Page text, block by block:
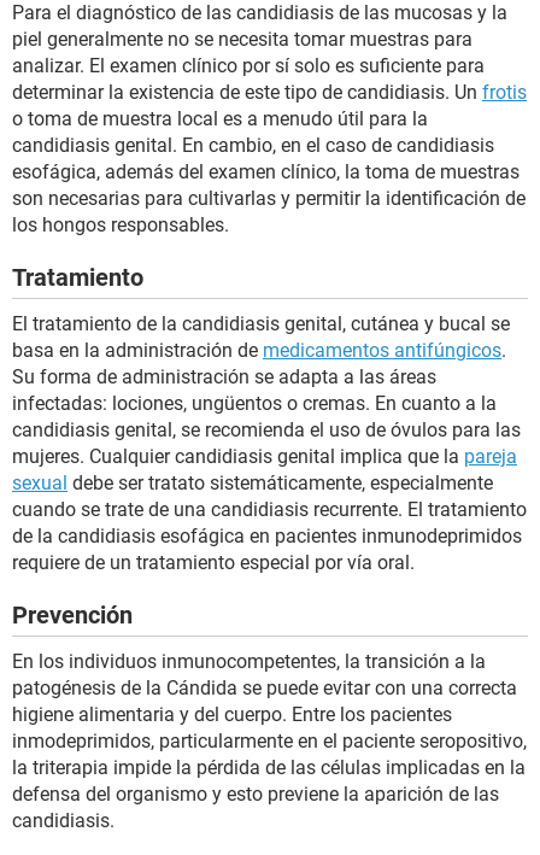
Para el diagnóstico de las candidiasis de las mucosas y la
piel generalmente no se necesita tomar muestras para
analizar. El examen clínico por sí solo es suficiente para
determinar la existencia de este tipo de candidiasis. Un frotis
o toma de muestra local es a menudo útil para la
candidiasis genital. En cambio, en el caso de candidiasis
esofágica, además del examen clínico, la toma de muestras
son necesarias para cultivarlas y permitir la identificación de
los hongos responsables.
Tratamiento
El tratamiento de la candidiasis genital, cutánea y bucal se
basa en la administración de medicamentos antifúngicos.
Su forma de administración se adapta a las áreas
infectadas: lociones, ungüentos o cremas. En cuanto a la
candidiasis genital, se recomienda el uso de óvulos para las
mujeres. Cualquier candidiasis genital implica que la pareja
sexual debe ser tratato sistemáticamente, especialmente
cuando se trate de una candidiasis recurrente. El tratamiento
de la candidiasis esofágica en pacientes inmunodeprimidos
requiere de un tratamiento especial por vía oral.
Prevención
En los individuos inmunocompetentes, la transición a la
patogénesis de la Cándida se puede evitar con una correcta
higiene alimentaria y del cuerpo. Entre los pacientes
inmodeprimidos, particularmente en el paciente seropositivo,
la triterapia impide la pérdida de las células implicadas en la
defensa del organismo y esto previene la aparición de las
candidiasis.